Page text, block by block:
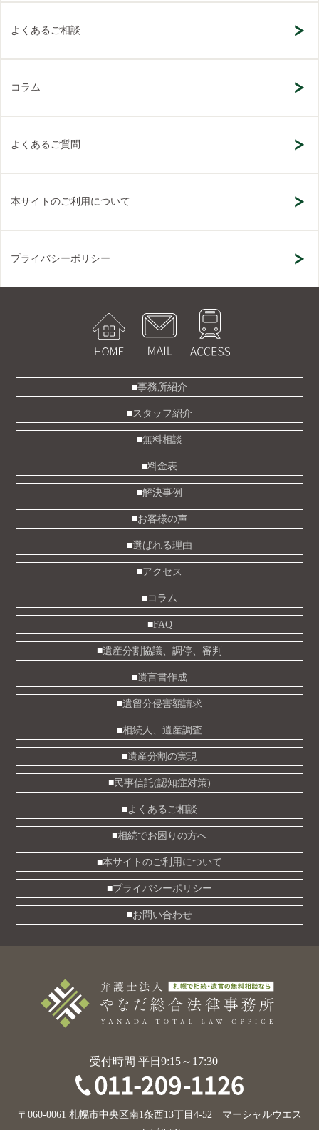
よくあるご相談
コラム
よくあるご質問
本サイトのご利用について
プライバシーポリシー
事務所紹介
スタッフ紹介
無料相談
料金表
解決事例
お客様の声
選ばれる理由
アクセス
コラム
FAQ
遺産分割協議、調停、審判
遺言書作成
遺留分侵害額請求
相続人、遺産調査
遺産分割の実現
民事信託(認知症対策)
よくあるご相談
相続でお困りの方へ
本サイトのご利用について
プライバシーポリシー
お問い合わせ
受付時間 平日9:15～17:30
〒060-0061 札幌市中央区南1条西13丁目4-52 マーシャルウエス